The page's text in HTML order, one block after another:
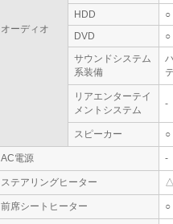
オーディオ
HDD
○
DVD
○
サウンドシステム
系装備
リアエンターテイ
メントシステム
-
スピーカー ○
AC電源 -
ステアリングヒーター
前席シートヒーター ○